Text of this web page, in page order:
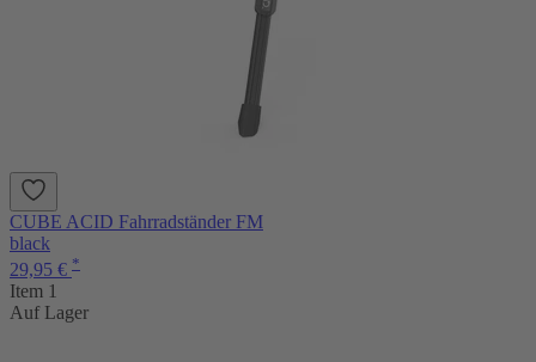
CUBE ACID Fahrradständer FM
black
29,95 € *
Item 1
Auf Lager